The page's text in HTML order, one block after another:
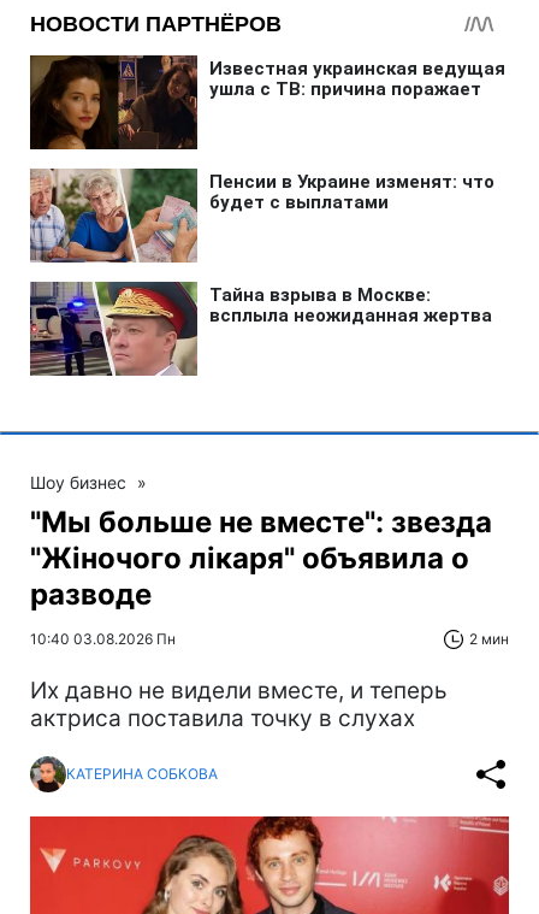
Шоу бизнес »
"Мы больше не вместе": звезда
"Жіночого лікаря" объявила о
разводе
10:40 03.08.2026 Пн 2 мин
Их давно не видели вместе, и теперь
актриса поставила точку в слухах
КАТЕРИНА СОБКОВА